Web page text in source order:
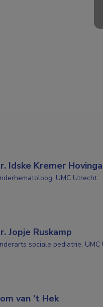
Idske Kremer Hovinga
UMC Utrecht
Jopje Ruskamp
sociale pediatrie, UMC
van 't Hek